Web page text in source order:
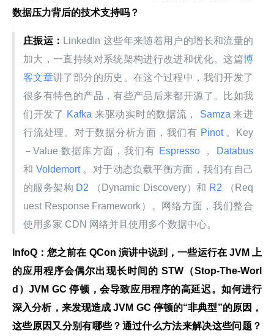
数据压力背后的技术支持吗？
庄振运： LinkedIn 这些年来随着用户的增长和流量的
加大，一直持续对系统架构进行改进和优化。这篇博
客文章讲了部分的历史。在这个过程中，我们开发了
很多有特色的产品，有些产品后来都开源了。比如我
们开发了 Kafka 来驱动实时的数据流， Samza 来进
行流处理。对于数据分析方面，我们有 Pinot 。Key
－Value 数据库方面，我们有 Espresso ，
和 Voldemort 。对于动态负载平衡方面，我们有自己
的服务架构 D2 （Dynamic Discovery）和 R2
（Req
uest Response Framework）。网络方面，我们整合
使用多家 CDN 网络并且使用多个数据中心。
InfoQ：您之前在 QCon 演讲中说到，一些运行在 JVM 上
的应用程序会偶尔出现长时间的 STW（Stop-The-Worl
d）JVM GC 停顿，会导致应用程序的高延迟。如何进行
深入分析，来发现造成 JVM GC 停顿的“非典型”的原因，
这些原因又分别有哪些？通过什么方法来解决这些问题？